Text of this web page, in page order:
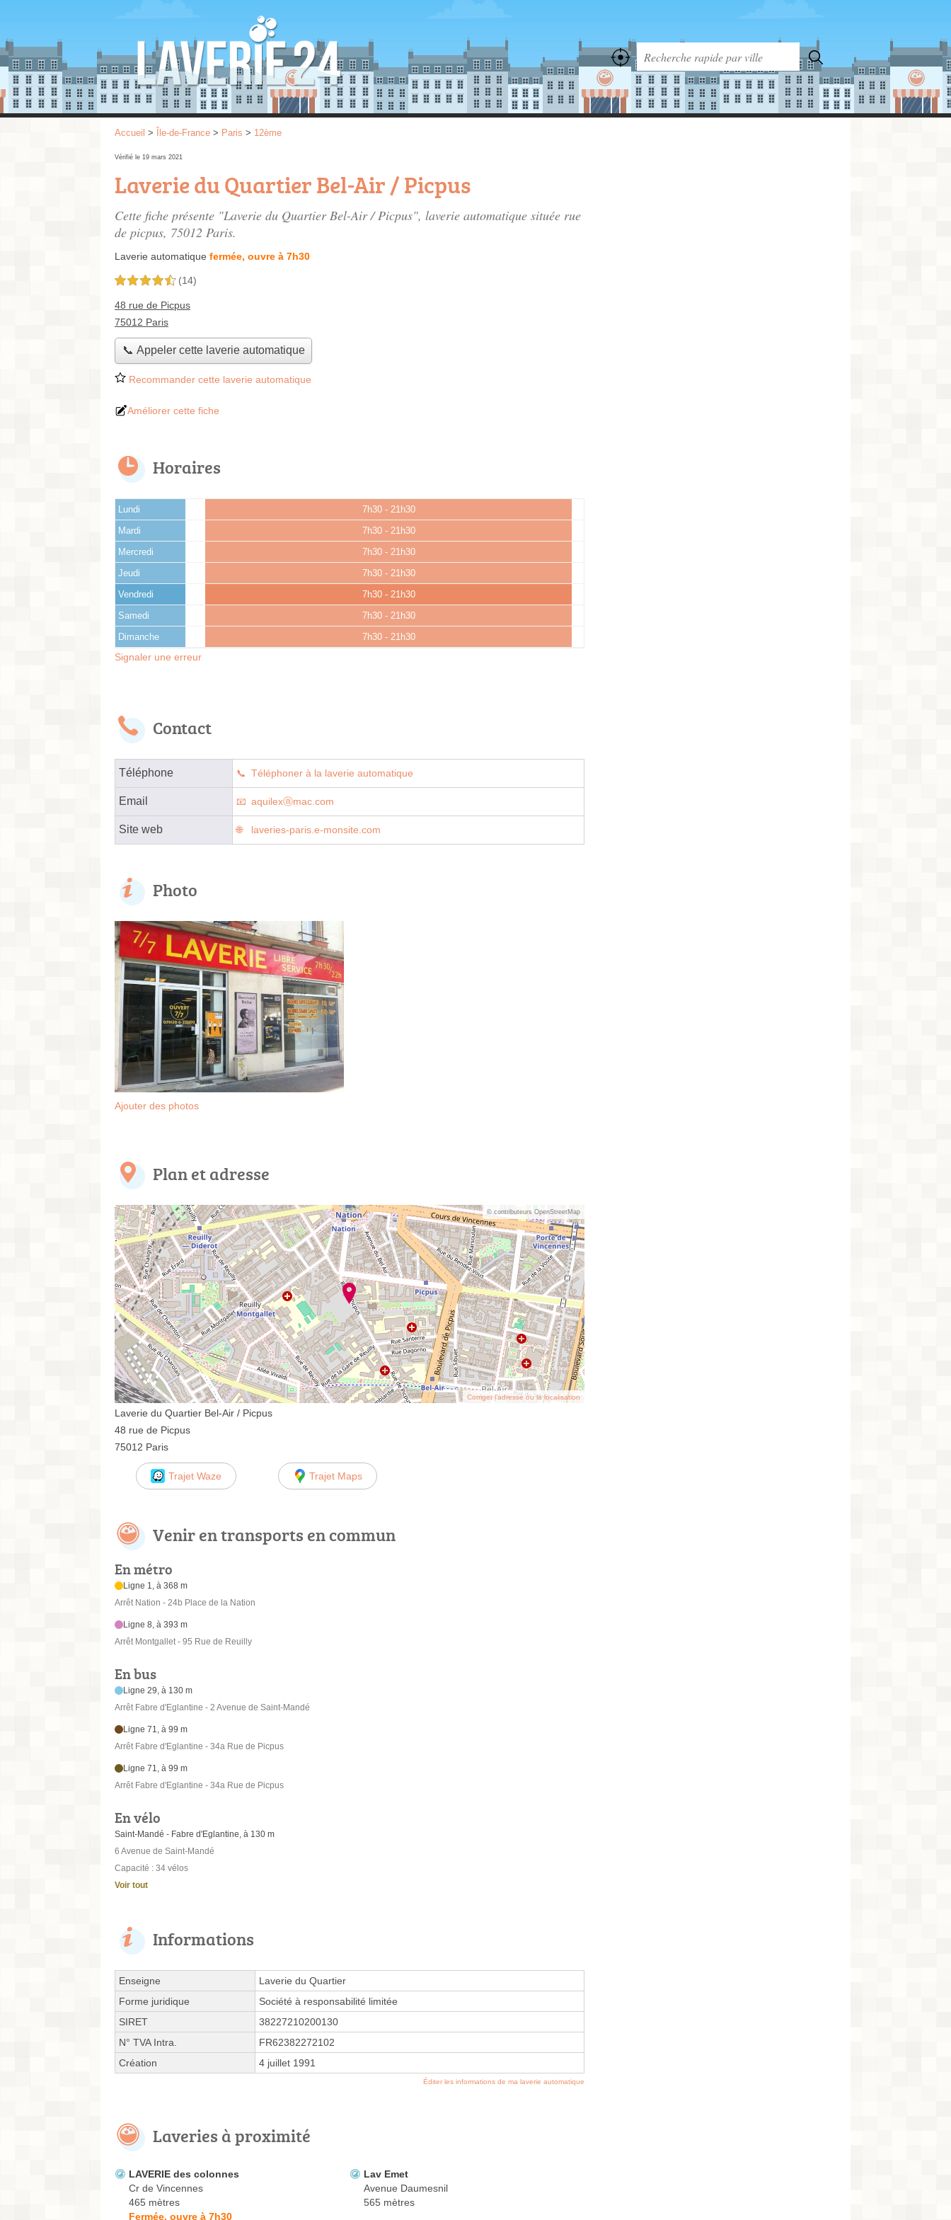
Accueil > Île-de-France > Paris > 12ème
Vérifié le 19 mars 2021
Laverie du Quartier Bel-Air / Picpus
Cette fiche présente "Laverie du Quartier Bel-Air / Picpus", laverie automatique située rue
de picpus, 75012 Paris.
Laverie automatique fermée, ouvre à 7h30
4,5 étoiles sur 5 (14)
48 rue de Picpus
75012 Paris
📞 Appeler cette laverie automatique
Recommander cette laverie automatique
Améliorer cette fiche
Horaires
Lundi 7h30 - 21h30
Mardi 7h30 - 21h30
Mercredi 7h30 - 21h30
Jeudi 7h30 - 21h30
Vendredi 7h30 - 21h30
Samedi 7h30 - 21h30
Dimanche 7h30 - 21h30
Signaler une erreur
Contact
Téléphone Téléphoner à la laverie automatique
Email aquilexⓐmac.com
Site web laveries-paris.e-monsite.com
Photo
Ajouter des photos
Plan et adresse
© contributeurs OpenStreetMap
Corriger l’adresse ou la localisation
Laverie du Quartier Bel-Air / Picpus
48 rue de Picpus
75012 Paris
Trajet Waze Trajet Maps
Venir en transports en commun
En métro
Ligne 1, à 368 m
Arrêt Nation - 24b Place de la Nation
Ligne 8, à 393 m
Arrêt Montgallet - 95 Rue de Reuilly
En bus
Ligne 29, à 130 m
Arrêt Fabre d'Eglantine - 2 Avenue de Saint-Mandé
Ligne 71, à 99 m
Arrêt Fabre d'Eglantine - 34a Rue de Picpus
Ligne 71, à 99 m
Arrêt Fabre d'Eglantine - 34a Rue de Picpus
En vélo
Saint-Mandé - Fabre d'Eglantine, à 130 m
6 Avenue de Saint-Mandé
Capacité : 34 vélos
Voir tout
Informations
Enseigne
Laverie du Quartier
Forme juridique
Société à responsabilité limitée
SIRET
38227210200130
N° TVA Intra.
FR62382272102
Création
4 juillet 1991
Éditer les informations de ma laverie automatique
Laveries à proximité
LAVERIE des colonnes
Cr de Vincennes
465 mètres
Fermée, ouvre à 7h30
Lav Emet
Avenue Daumesnil
565 mètres